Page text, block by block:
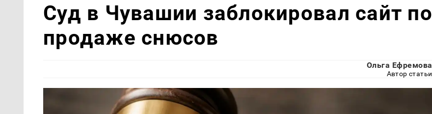
Суд в Чувашии заблокировал сайт по
продаже снюсов
Ольга Ефремова
Автор статьи